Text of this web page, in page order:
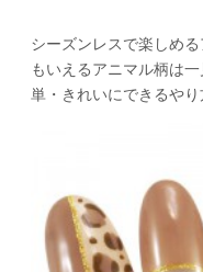
シーズンレスで楽しめ
もいえるアニマル柄は
単・きれいにできるや